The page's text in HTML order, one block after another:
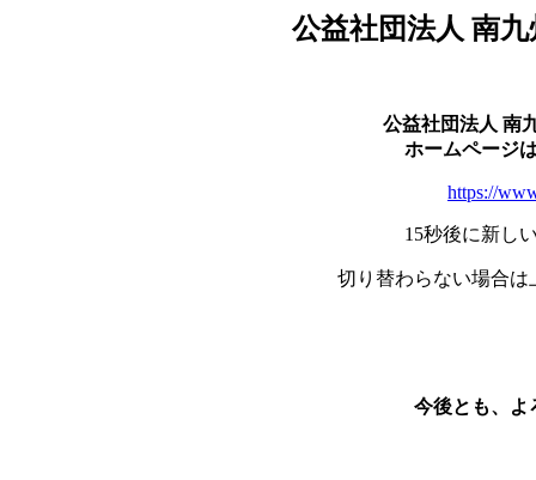
公益社団法人 南
公益社団法人 南
ホームページ
https://
15秒後に新し
切り替わらない場合
今後とも、よ